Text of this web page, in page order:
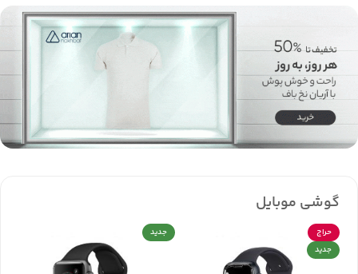
گوشی موبایل
حراج
جدید
جدید